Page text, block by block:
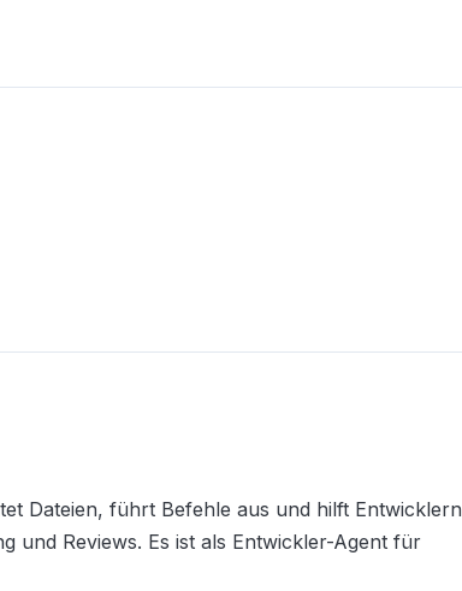
Dateien, führt Befehle aus und hilft Entwicklern
und Reviews. Es ist als Entwickler-Agent für